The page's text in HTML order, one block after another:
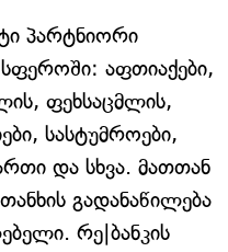
პარტნიორი
სფეროში: აფთიაქები,
ფეხსაცმლის,
სასტუმროები,
და სხვა. მათთან
გადანაწილება
რე|ბანკის